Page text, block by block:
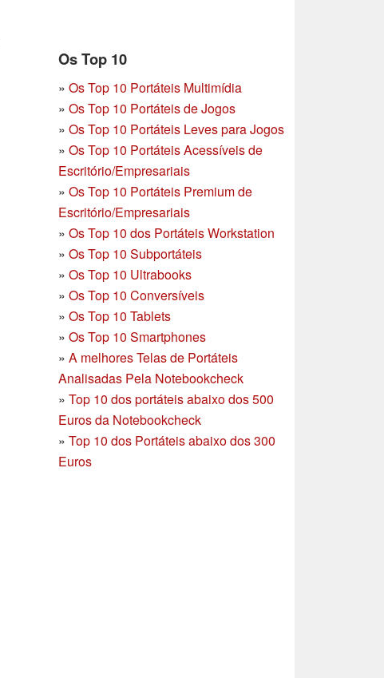
Os Top 10
» Os Top 10 Portáteis Multimídia
» Os Top 10 Portáteis de Jogos
» Os Top 10 Portáteis Leves para Jogos
» Os Top 10 Portáteis Acessíveis de
Escritório/Empresariais
» Os Top 10 Portáteis Premium de
Escritório/Empresariais
» Os Top 10 dos Portáteis Workstation
» Os Top 10 Subportáteis
» Os Top 10 Ultrabooks
» Os Top 10 Conversíveis
» Os Top 10 Tablets
» Os Top 10 Smartphones
» A melhores Telas de Portáteis
Analisadas Pela Notebookcheck
» Top 10 dos portáteis abaixo dos 500
Euros da Notebookcheck
» Top 10 dos Portáteis abaixo dos 300
Euros